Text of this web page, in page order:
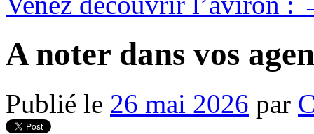
A noter dans vos
Publié le 26 mai 2026 par